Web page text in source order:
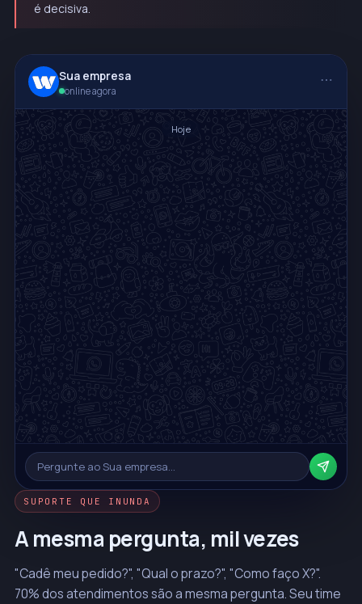
é decisiva.
Sua empresa
online agora
Hoje
Pergunte ao Sua empresa…
SUPORTE QUE INUNDA
A mesma pergunta, mil vezes
"Cadê meu pedido?", "Qual o prazo?", "Como faço X?".
70% dos atendimentos são a mesma pergunta. Seu time